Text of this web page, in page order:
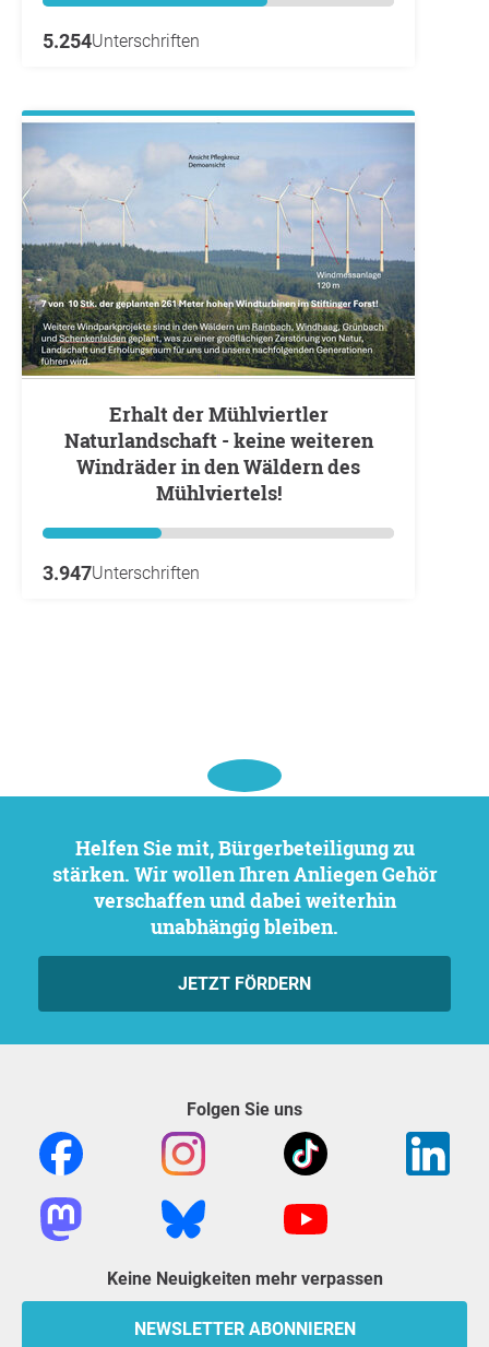
5.254Unterschriften
Erhalt der Mühlviertler
Naturlandschaft - keine weiteren
Windräder in den Wäldern des
Mühlviertels!
3.947Unterschriften
Helfen Sie mit, Bürgerbeteiligung zu
stärken. Wir wollen Ihren Anliegen Gehör
verschaffen und dabei weiterhin
unabhängig bleiben.
JETZT FÖRDERN
Folgen Sie uns
Keine Neuigkeiten mehr verpassen
NEWSLETTER ABONNIEREN